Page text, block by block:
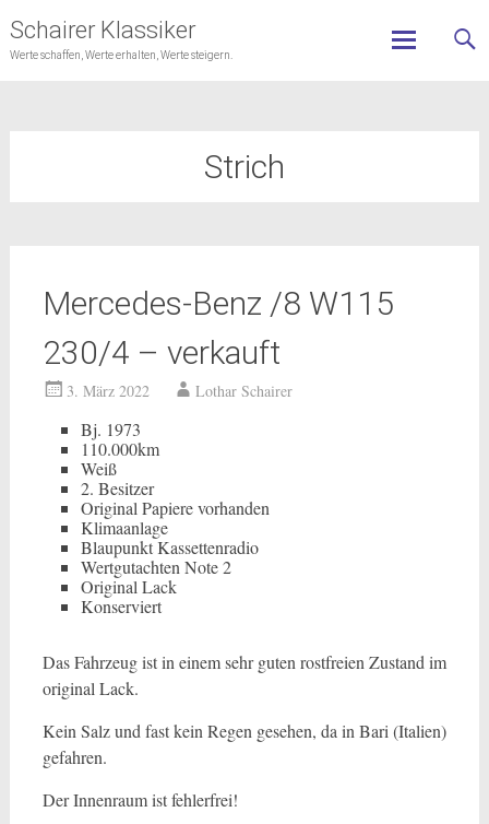
Schairer Klassiker
Werte schaffen, Werte erhalten, Werte steigern.
Strich
Mercedes-Benz /8 W115
230/4 – verkauft
3. März 2022 Lothar Schairer
Bj. 1973
110.000km
Weiß
2. Besitzer
Original Papiere vorhanden
Klimaanlage
Blaupunkt Kassettenradio
Wertgutachten Note 2
Original Lack
Konserviert
Das Fahrzeug ist in einem sehr guten rostfreien Zustand im
original Lack.
Kein Salz und fast kein Regen gesehen, da in Bari (Italien)
gefahren.
Der Innenraum ist fehlerfrei!